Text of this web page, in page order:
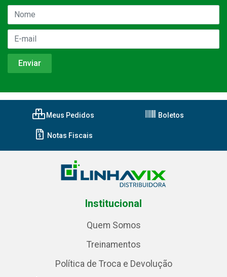
Meus Pedidos Boletos
Notas Fiscais
Institucional
Quem Somos
Treinamentos
Política de Troca e Devolução